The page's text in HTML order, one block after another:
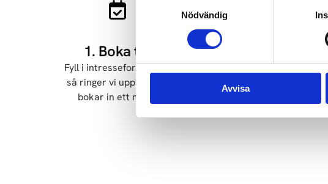
Nödvändig
Avvisa
1. Boka tid
Fyll i intresseformuläret
så ringer vi upp dig och
bokar in ett möte.
2.
Vi kommer hem